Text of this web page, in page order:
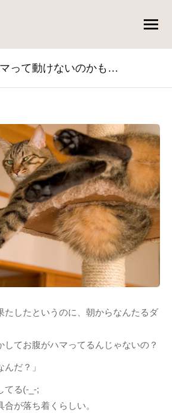
って動けないのかも…
たしたというのに、朝からなんたるダ
してお腹がハマってるんじゃないの？
だ？」
てる(-_-;
が落ち着くらしい。